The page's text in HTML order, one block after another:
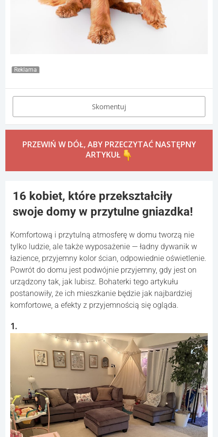
Reklama
Skomentuj
PRZEWIŃ W DÓŁ, ABY PRZECZYTAĆ NASTĘPNY
ARTYKUŁ
16 kobiet, które przekształciły
swoje domy w przytulne gniazdka!
Komfortową i przytulną atmosferę w domu tworzą nie
tylko ludzie, ale także wyposażenie — ładny dywanik w
łazience, przyjemny kolor ścian, odpowiednie oświetlenie.
Powrót do domu jest podwójnie przyjemny, gdy jest on
urządzony tak, jak lubisz. Bohaterki tego artykułu
postanowiły, że ich mieszkanie będzie jak najbardziej
komfortowe, a efekty z przyjemnością się ogląda.
1.